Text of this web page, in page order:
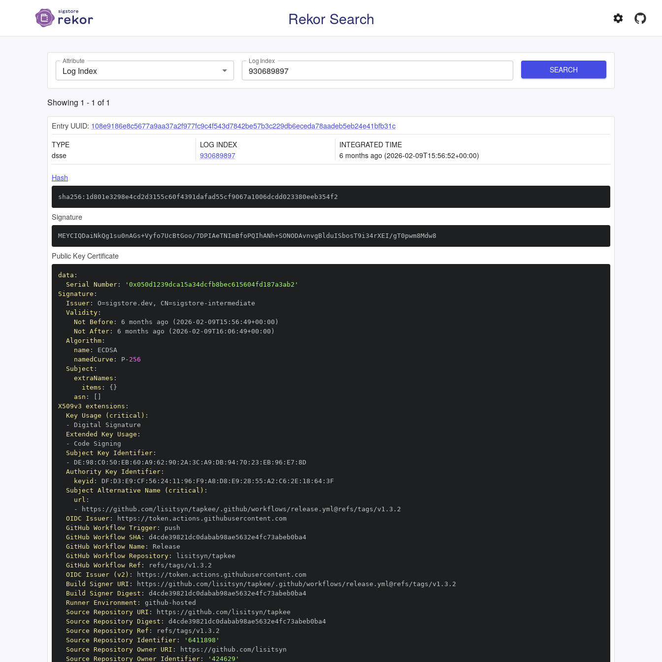
Rekor Search
Attribute
Log Index
Log Index
SEARCH
Showing 1 - 1 of1
Entry UUID: 108e9186e8c5677a9aa37a2f977fc9c4f543d7842be57b3c229db6eceda78aadeb5eb24e41bfb31c
TYPE
dsse
LOG INDEX
930689897
INTEGRATED TIME
6 months ago (2026-02-09T15:56:52+00:00)
Hash
sha256:1d801e3298e4cd2d3155c60f4391dafad55cf9067a1006dcdd023380eeb354f2
Signature
MEYCIQDaiNkQg1su0nAGs+Vyfo7UcBtGoo/7DPIAeTNImBfoPQIhANh+SONODAvnvgBlduISbosT9i34rXEI/gT0pwm8Mdw8
Public Key Certificate
data :
Serial Number:
'0x050d1239dca15a34dcfb8bec615604fd187a3ab2'
Signature :
Issuer: O=sigstore.dev , CN=sigstore -
Validity:
Not Before : 6 months ago (2026 -02 -09T15 : 56 : 49+00 :
Not After: 6 months ago (2026 -02 -09T16 : 06 : 49+00 :
Algorithm:
name :
namedCurve : P- 256
Subject :
extraNames :
items : { }
asn :
X509v3 extensions :
Key Usage (critical) :
-
Extended Key Usage :
-
Subject Key Identifier:
-
DE : 98 : C0 : 50 : EB: 60 : A9 : 62 : 90 : 2A : 3C : A9 : DB: 94: 70 : 23 : EB: 96 : E7 :
Authority Key Identifier:
keyid : DF : D3 : E9 : CF : 56 : 24: 11 : 96 : F9 : A8 : D8 : E9 : 28 : 55 : A2 : C6 : 2E : 18 : 64:
Subject Alternative Name (critical) :
url :
-
https :
OIDC Issuer: https :
//token.actions.githubusercontent.com
GitHub Workflow Trigger:
GitHub Workflow SHA:
d4cde39821dc0dabab98ae5632e4fc73abeb0ba4
GitHub Workflow Name :
GitHub Workflow Repository:
GitHub Workflow Ref :
OIDC Issuer (v2) : https :
//token.actions.githubusercontent.com
Build Signer URI : https :
Build Signer Digest :
d4cde39821dc0dabab98ae5632e4fc73abeb0ba4
Runner Environment : github -
Source Repository URI : https :
Source Repository Digest :
d4cde39821dc0dabab98ae5632e4fc73abeb0ba4
Source Repository Ref :
Source Repository Identifier:
'6411898'
Source Repository Owner URI : https :
Source Repository Owner Identifier: '424629'